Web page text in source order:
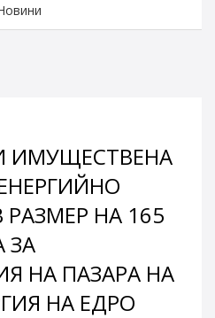
ИМУЩЕСТВЕНА
НА 165
ЗА
НА ПАЗАРА НА
НА ЕДРО